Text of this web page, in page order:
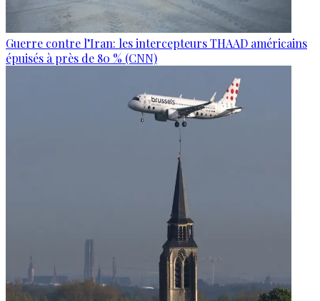
Guerre contre l’Iran: les intercepteurs THAAD américains
épuisés à près de 80 % (CNN)